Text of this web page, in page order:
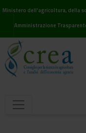
Ministero dell'agricoltura, della
Amministrazione